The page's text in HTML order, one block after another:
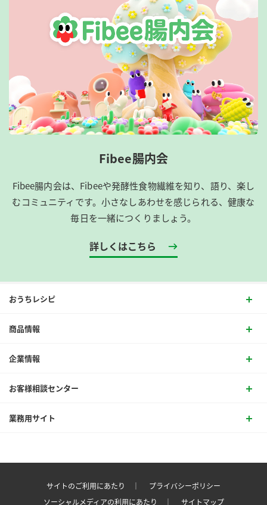
Fibee腸内会
Fibee腸内会は、​Fibeeや発酵性食物繊維を知り、語り、楽し
むコミュニティです。​小さなしあわせを感じられる、健康な
毎日を一緒につくりましょう。
詳しくはこちら
おうちレシピ
商品情報
企業情報
お客様相談センター
業務用サイト
サイトのご利用にあたり ｜
プライバシーポリシー
ソーシャルメディアの利用にあたり ｜
サイトマップ